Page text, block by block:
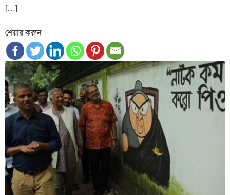
[…]
শেয়ার করুন